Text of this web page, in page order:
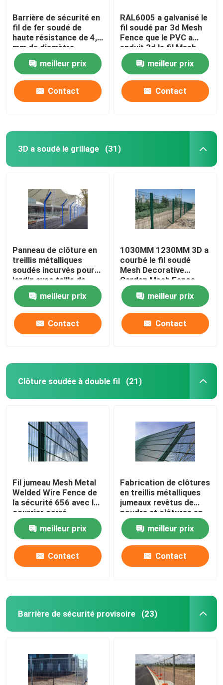
Barrière de sécurité en
fil de fer soudé de
haute résistance de 4,0
mm de diamètre
meilleur prix
Contact
RAL6005 a galvanisé le
fil soudé par 3d Mesh
Fence que le PVC a
enduit 3d le fil Mesh
Panels
meilleur prix
Contact
3D a soudé le grillage (31)
Panneau de clôture en
treillis métalliques
soudés incurvés pour
jardin avec taille de
trou 50x100mm
meilleur prix
Contact
1030MM 1230MM 3D a
courbé le fil soudé
Mesh Decorative
Garden Mesh Fence
meilleur prix
Contact
Clôture soudée à double fil (21)
Fil jumeau Mesh Metal
Welded Wire Fence de
la sécurité 656 avec le
courrier carré
meilleur prix
Contact
Fabrication de clôtures
en treillis métalliques
jumeaux revêtus de
poudre et clôtures en
treillis soudés
meilleur prix
Contact
Barrière de sécurité provisoire (23)